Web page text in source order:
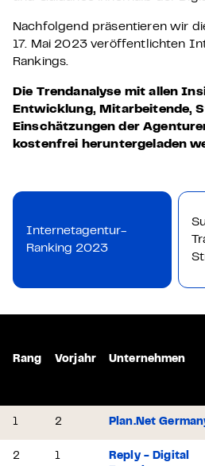
Nachfolgend präsentieren wir
17. Mai 2023 veröffentlichten
Rankings.
Die Trendanalyse mit allen
Entwicklung, Mitarbeitende,
Einschätzungen der
kostenfrei heruntergeladen
Internetagentur-
Ranking 2023
Rang Vorjahr Unternehmen
1 2 Plan.Net
2 1
Reply - Digital